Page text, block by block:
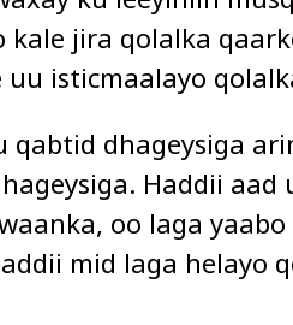
kale jira qolalka
isticmaalayo
qabtid dhageysiga
Haddii
oo laga
mid laga helayo